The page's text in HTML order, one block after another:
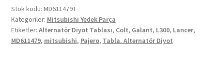
L300
Lancer
Pajero
Alternatör
Stok kodu: MD611479T
Kategoriler: Mitsubishi Yedek Parça
Etiketler: Alternatör Diyot Tablası, Colt, Galant, L300, Lancer,
MD611479, mitsubishi, Pajero, Tabla. Alternatör Diyot